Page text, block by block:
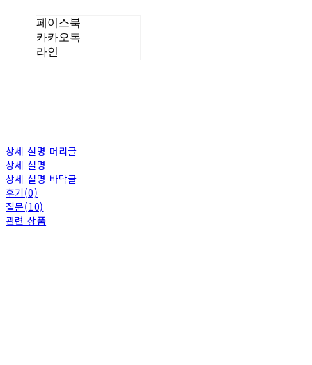
페이스북
카카오톡
라인
상세 설명 머리글
상세 설명
상세 설명 바닥글
후기(0)
질문(10)
관련 상품